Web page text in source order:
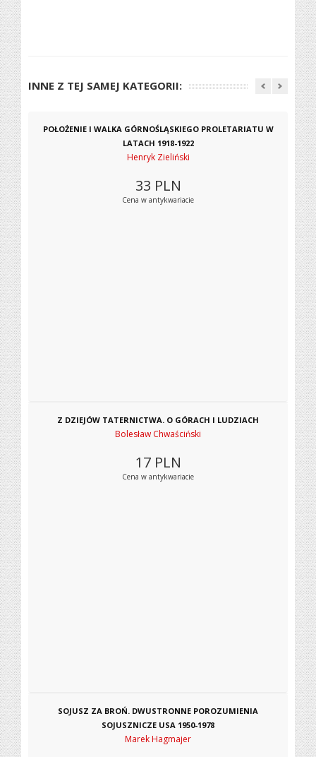
INNE Z TEJ SAMEJ KATEGORII:
POŁOŻENIE I WALKA GÓRNOŚLĄSKIEGO PROLETARIATU W
LATACH 1918-1922
Henryk Zieliński
33 PLN
Cena w antykwariacie
Z DZIEJÓW TATERNICTWA. O GÓRACH I LUDZIACH
Bolesław Chwaściński
17 PLN
Cena w antykwariacie
SOJUSZ ZA BROŃ. DWUSTRONNE POROZUMIENIA
SOJUSZNICZE USA 1950-1978
Marek Hagmajer